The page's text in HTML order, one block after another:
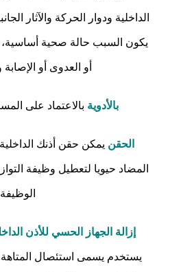
الداخلية ودوار الحركة والآثار
يكون السبب حالة صحية
أو العدوى أو
بالأدوية بالاعتماد على
الحقن يمكن حقن أذنك
المضاد حيويا لتعطيل وظيفة
إزالة الجهاز الحسي للأذن
يستخدم يسمى استئصال